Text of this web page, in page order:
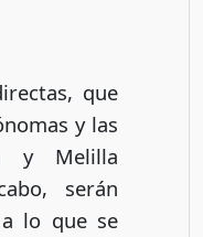
que
y las
y Melilla
serán
lo que se